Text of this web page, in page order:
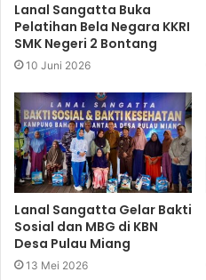
Lanal Sangatta Buka
Pelatihan Bela Negara KKRI
SMK Negeri 2 Bontang
10 Juni 2026
Lanal Sangatta Gelar Bakti
Sosial dan MBG di KBN
Desa Pulau Miang
13 Mei 2026